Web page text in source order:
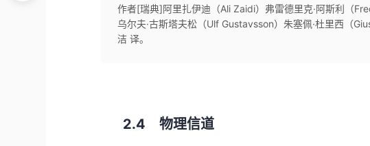
作者[瑞典]阿里扎伊迪（Ali Zaidi）弗雷德里克·阿斯利（
乌尔夫·古斯塔夫松（Ulf Gustavsson）朱塞佩·杜里西
洁 译。
2.4 物理信道